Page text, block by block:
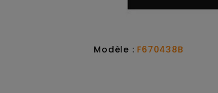
Modèle : F670438B